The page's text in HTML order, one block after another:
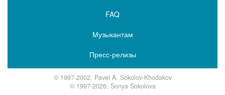
FAQ
Музыкантам
Пресс-релизы
© 1997-2002, Pavel A. Sokolov-Khodakov
© 1997-2026, Sonya Sokolova